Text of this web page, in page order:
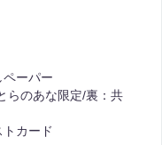
ーパー
らのあな限定/裏：共
カード